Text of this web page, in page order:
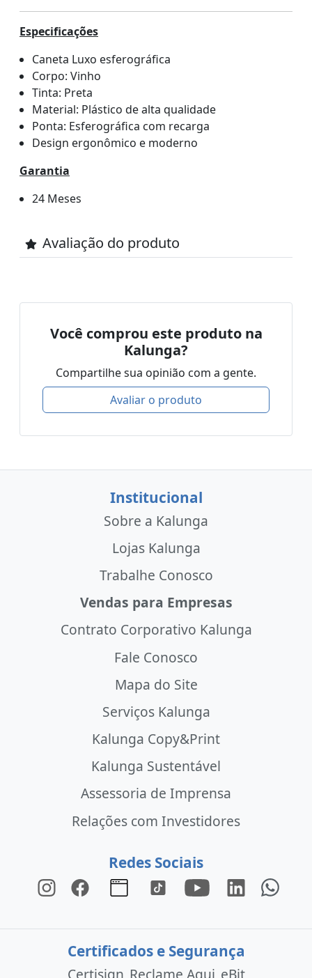
Especificações
Caneta Luxo esferográfica
Corpo: Vinho
Tinta: Preta
Material: Plástico de alta qualidade
Ponta: Esferográfica com recarga
Design ergonômico e moderno
Garantia
24 Meses
Avaliação do produto
Você comprou este produto na
Kalunga?
Compartilhe sua opinião com a gente.
Avaliar o produto
Institucional
Sobre a Kalunga
Lojas Kalunga
Trabalhe Conosco
Vendas para Empresas
Contrato Corporativo Kalunga
Fale Conosco
Mapa do Site
Serviços Kalunga
Kalunga Copy&Print
Kalunga Sustentável
Assessoria de Imprensa
Relações com Investidores
Redes Sociais
Certificados e Segurança